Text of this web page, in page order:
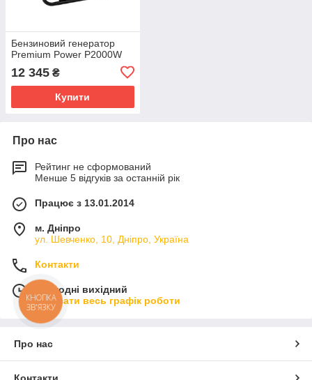
Бензиновий генератор
Premium Power P2000W
12 345 ₴
Купити
Про нас
Рейтинг не сформований
Менше 5 відгуків за останній рік
Працює з 13.01.2014
м. Дніпро
ул. Шевченко, 10, Дніпро, Україна
Контакти
Сьогодні вихідний
Показати весь графік роботи
Про нас
КНОПКА
ЗВ'ЯЗКУ